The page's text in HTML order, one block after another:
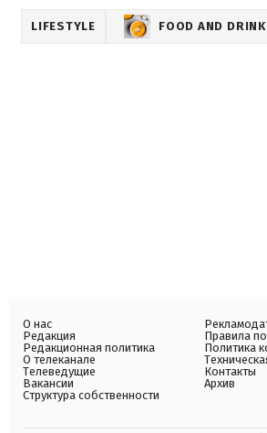
LIFESTYLE FOOD AND
О нас
Редакция
Редакционная политика
О телеканале
Телеведущие
Вакансии
Структура собственности
Правила
Политика
Контакты
Архив